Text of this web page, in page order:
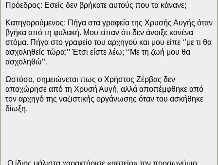
Πρόεδρος: Εσείς δεν βρήκατε αυτούς που τα κάνανε;
Κατηγορούμενος: Πήγα στα γραφεία της Χρυσής Αυγής όταν
βγήκα από τη φυλακή. Μου είπαν ότι δεν άνοιξε κανένα
στόμα. Πήγα στο γραφείο του αρχηγού και μου είπε ‘’με τι θα
ασχοληθείς τώρα;’’ Έτσι είστε λέω; ‘’Με τη ζωή μου θα
ασχοληθώ’’.
Ωστόσο, σημειώνεται πως ο Χρήστος Ζέρβας δεν
αποχώρησε από τη Χρυσή Αυγή, αλλά αποπέμφθηκε από
τον αρχηγό της ναζιστικής οργάνωσης όταν του ασκήθηκε
δίωξη.
Ο ίδιος μάλιστα χαρακτήρισε «αστείο» τον προσωνύμιο